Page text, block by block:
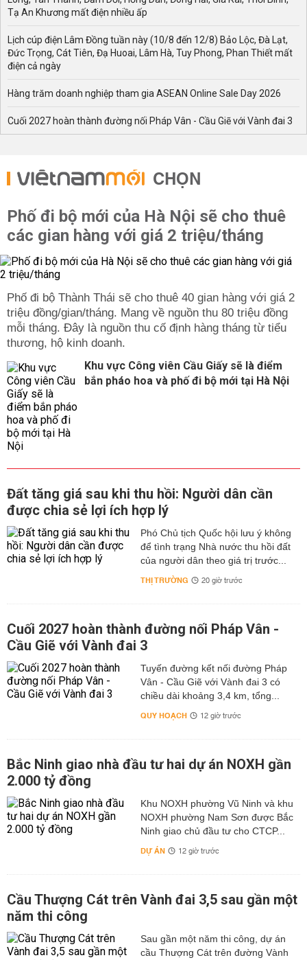
Tạ An Khương mất điện nhiều ấp
Lịch cúp điện Lâm Đồng tuần này (10/8 đến 12/8) Bảo Lộc, Đà Lạt,
Đức Trọng, Cát Tiên, Đạ Huoai, Lâm Hà, Tuy Phong, Phan Thiết mất
điện cả ngày
Hàng trăm doanh nghiệp tham gia ASEAN Online Sale Day 2026
Cuối 2027 hoàn thành đường nối Pháp Vân - Cầu Giẽ với Vành đai 3
CHỌN
Phố đi bộ mới của Hà Nội sẽ cho thuê
các gian hàng với giá 2 triệu/tháng
Phố đi bộ Thành Thái sẽ cho thuê 40 gian hàng với giá 2
triệu đồng/gian/tháng. Mang về nguồn thu 80 triệu đồng
mỗi tháng. Đây là nguồn thu cố định hàng tháng từ tiểu
thương, hộ kinh doanh.
Khu vực Công viên Cầu Giấy sẽ là điểm
bắn pháo hoa và phố đi bộ mới tại Hà Nội
Đất tăng giá sau khi thu hồi: Người dân cần
được chia sẻ lợi ích hợp lý
Phó Chủ tịch Quốc hội lưu ý không
để tình trạng Nhà nước thu hồi đất
của người dân theo giá trị trước...
THỊ TRƯỜNG 20 giờ trước
Cuối 2027 hoàn thành đường nối Pháp Vân -
Cầu Giẽ với Vành đai 3
Tuyến đường kết nối đường Pháp
Vân - Cầu Giẽ với Vành đai 3 có
chiều dài khoảng 3,4 km, tổng...
QUY HOẠCH 12 giờ trước
Bắc Ninh giao nhà đầu tư hai dự án NOXH gần
2.000 tỷ đồng
Khu NOXH phường Vũ Ninh và khu
NOXH phường Nam Sơn được Bắc
Ninh giao chủ đầu tư cho CTCP...
DỰ ÁN 12 giờ trước
Cầu Thượng Cát trên Vành đai 3,5 sau gần một
năm thi công
Sau gần một năm thi công, dự án
cầu Thượng Cát trên đường Vành